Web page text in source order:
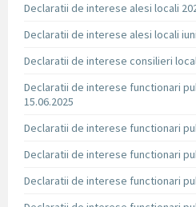
Declaratii de interese alesi locali
Declaratii de interese alesi locali
Declaratii de interese consilieri
Declaratii de interese functionari
15.06.2025
Declaratii de interese functionari
Declaratii de interese functionari
Declaratii de interese functionari